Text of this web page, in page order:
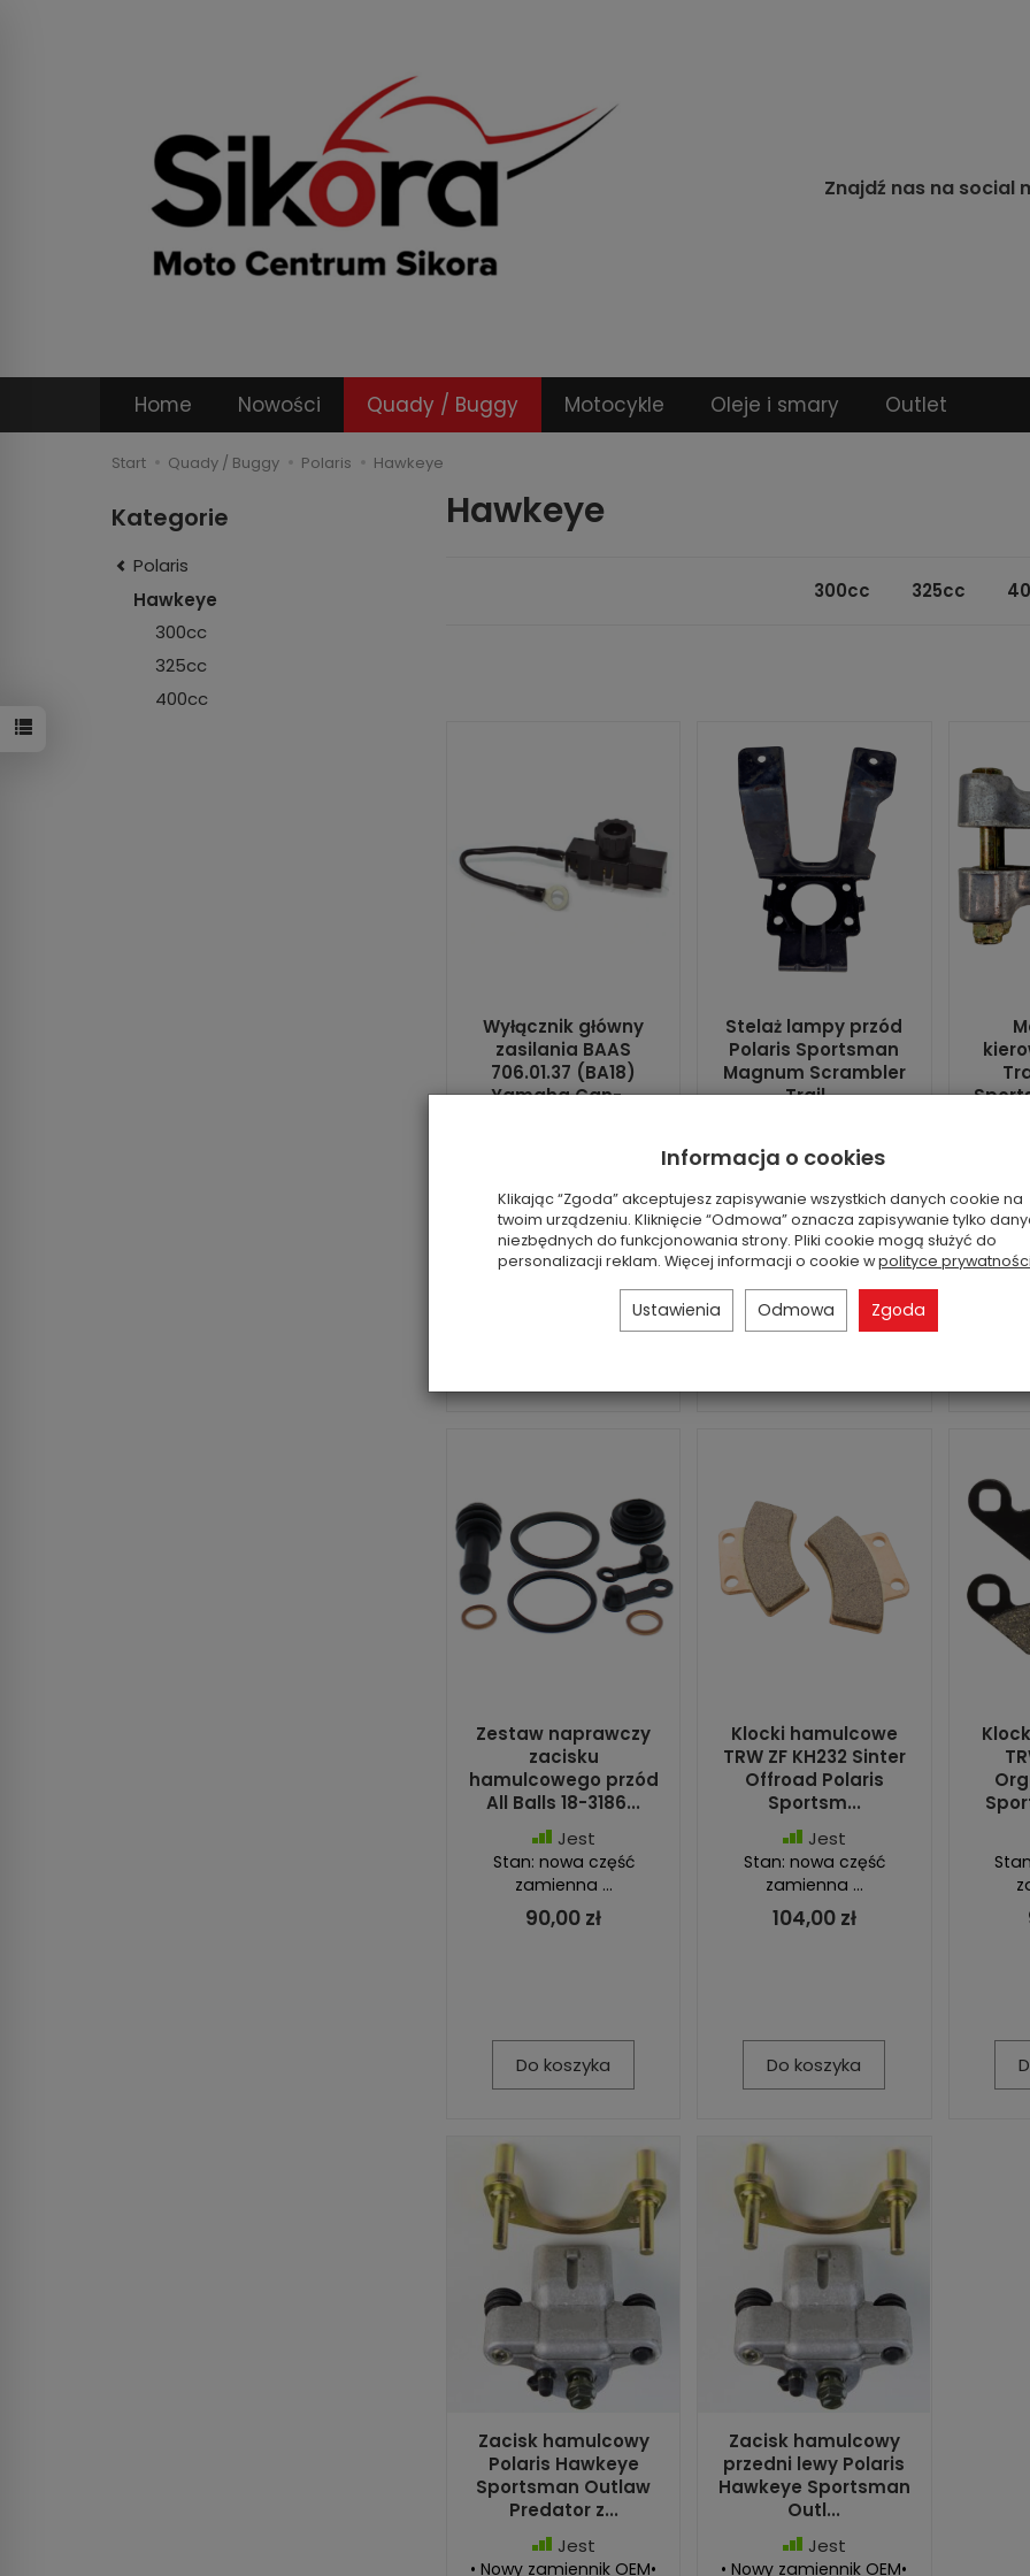
Znajdź nas na social
Home Nowości Quady / Buggy Motocykle Oleje i smary Outlet
Start Quady / Buggy Polaris Hawkeye
Hawkeye
300cc 325cc
Wyłącznik główny
zasilania BAAS
706.01.37 (BA18)
Yamaha Can-...
99,00 zł
Stelaż lampy przód
Polaris Sportsman
Magnum Scrambler
Trail ...
Numer OEM
(zamieniany):
5244969-329 Stan:
używana oryginalna
część ...
Zestaw naprawczy
zacisku
hamulcowego przód
All Balls 18-3186...
Jest
Stan: nowa część
zamienna ...
90,00 zł
Do koszyka
Klocki hamulcowe
TRW ZF KH232 Sinter
Offroad Polaris
Sportsm...
Jest
Stan: nowa część
zamienna ...
104,00 zł
Do koszyka
Zacisk hamulcowy
Polaris Hawkeye
Sportsman Outlaw
Predator z...
Jest
• Nowy zamiennik OEM•
Zacisk hamulcowy
przedni lewy Polaris
Hawkeye Sportsman
Outl...
Jest
• Nowy zamiennik OEM•
Kategorie
Polaris
Hawkeye
300cc
325cc
400cc
Informacja o cookies
Klikając “Zgoda” akceptujesz zapisywanie wszystkich danych cookie na
twoim urządzeniu. Kliknięcie “Odmowa” oznacza zapisywanie tylko
niezbędnych do funkcjonowania strony. Pliki cookie mogą służyć do
personalizacji reklam. Więcej informacji o cookie wpolityce prywatności
Ustawienia Odmowa Zgoda